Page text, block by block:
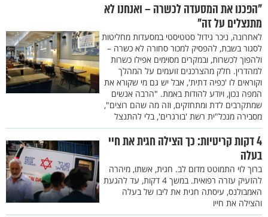
"הפכנו את המסעדה לכשרה – ואנחנו לא
מתנצלים על זה"
לאחרונה, ניכר גידול סטטיסטי במסעדות מחליטות
לסגור בשבת, להפסיק למכור סחורה לא כשרה –
ולהפוך לכשרות, ובמקרים מסוימים אפילו כשרות
למהדרין. חלק מהצרכנים זועמים על המהלך
וקוראים לו 'כפיה דתית', אבל יש גם מי שקורא את
המפה נכון, ויודע להודות באמת. "הרבה אנשים
שמתקרבים לדת ומתחזקים, וזה מה שהם רוצים",
מסבירה מנכל"ית רשת 'בורגרים', בלי להתנצל
4 דקות קריטיות: כך הצילה חגית את חיי
בעלה
ברוך לוי התמוטט מדום לב. חגית, אשתו, מיהרה
להזעיק עזרה רפואית. במשך 4 דקות, עד להגעת
האמבולנס, עיסתה חגית את ליבו של בעלה
והצילה את חייו